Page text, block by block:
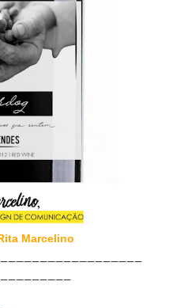
Marcelino